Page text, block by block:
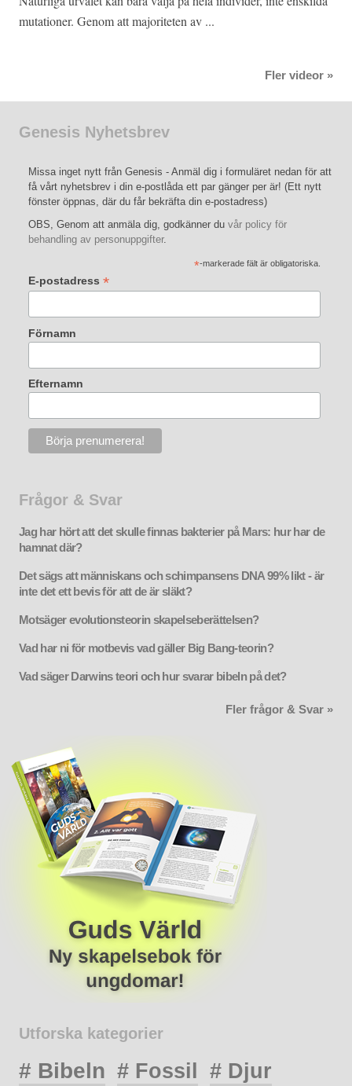
mutationer. Genom att majoriteten av ...
Fler videor »
Genesis Nyhetsbrev
Missa inget nytt från Genesis - Anmäl dig i formuläret nedan för att
få vårt nyhetsbrev i din e-postlåda ett par gänger per är! (Ett nytt
fönster öppnas, där du får bekräfta din e-postadress)
OBS, Genom att anmäla dig, godkänner du vår policy för
behandling av personuppgifter.
*-markerade fält är obligatoriska.
E-postadress *
Förnamn
Efternamn
Frågor & Svar
Jag har hört att det skulle finnas bakterier på Mars: hur har de
hamnat där?
Det sägs att människans och schimpansens DNA 99% likt - är
inte det ett bevis för att de är släkt?
Motsäger evolutionsteorin skapelseberättelsen?
Vad har ni för motbevis vad gäller Big Bang-teorin?
Vad säger Darwins teori och hur svarar bibeln på det?
Fler frågor & Svar »
Utforska kategorier
# Bibeln # Fossil # Djur